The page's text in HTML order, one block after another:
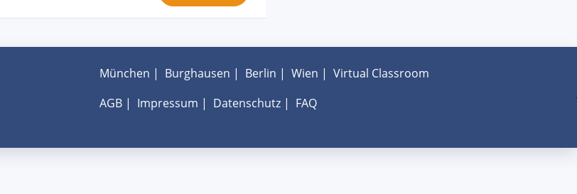
München | Burghausen | Berlin | Wien | Virtual Classroom
AGB| Impressum | Datenschutz| FAQ